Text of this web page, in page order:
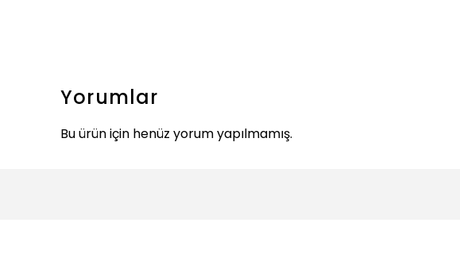
Yorumlar
Bu ürün için henüz yorum yapılmamış.